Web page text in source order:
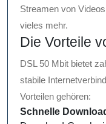
Streamen von
vieles mehr.
Die Vorteile
DSL 50 Mbit bietet
stabile
Vorteilen gehören:
Schnelle